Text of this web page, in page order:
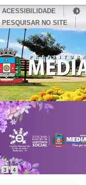
ACESSIBILIDADE
PESQUISAR NO SITE
3 4